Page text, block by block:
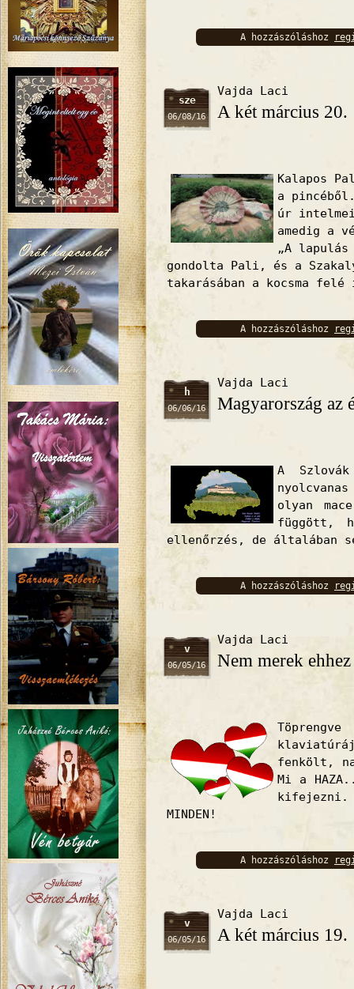
A hozzászóláshoz
sze
06/08/16
Vajda Laci
A két március 20.
Kalapos
a
úr
amedig a
„A
gondolta Pali, és a
takarásában a kocsma
A hozzászóláshoz
h
06/06/16
Vajda Laci
Magyarország az
A
olyan
függött,
ellenőrzés, de általában
A hozzászóláshoz
v
06/05/16
Vajda Laci
Nem merek
fenkölt,
Mi a
MINDEN!
A hozzászóláshoz
v
06/05/16
Vajda Laci
A két március 19.